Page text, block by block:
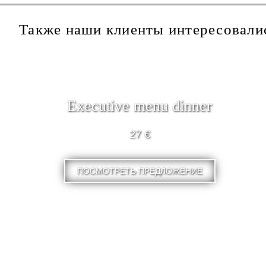
Также наши клиенты
Executive menu dinner
27 €
ПОСМОТРЕТЬ ПРЕДЛОЖЕНИЕ